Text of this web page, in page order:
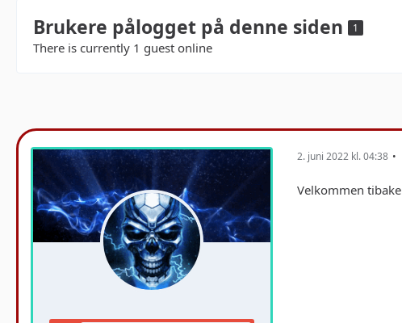
Brukere pålogget på denne siden 1
There is currently 1 guest online
2. juni 2022 kl. 04:38
Velkommen tibake